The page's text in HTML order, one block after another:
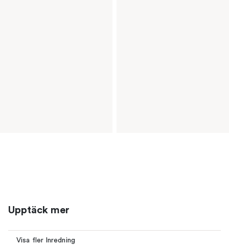
Upptäck mer
Visa fler Inredning